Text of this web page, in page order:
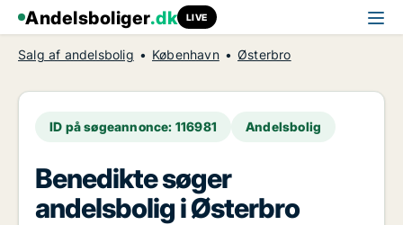
Andelsboliger.dk LIVE
Salg af andelsbolig København Østerbro
ID på søgeannonce: 116981 Andelsbolig
Benedikte søger
andelsbolig i Østerbro